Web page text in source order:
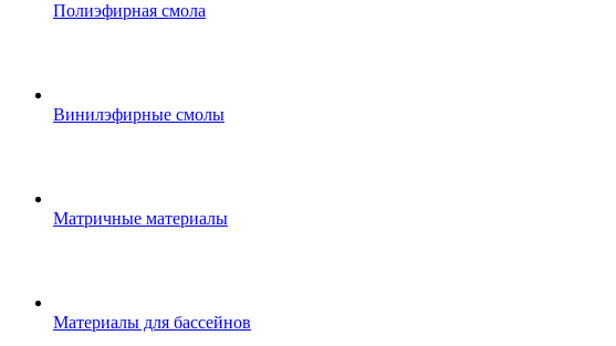
Полиэфирная смола
Винилэфирные смолы
Матричные материалы
Материалы для бассейнов